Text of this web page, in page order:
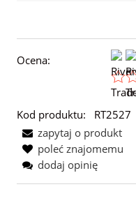
Ocena:
Kod produktu:
RT2527
zapytaj o produkt
poleć znajomemu
dodaj opinię